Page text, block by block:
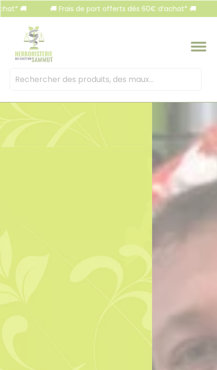
🚚 🚚 Frais de port offerts dès 60€ d’achat* 🚚
Mots
Panneau de gestion des cookies